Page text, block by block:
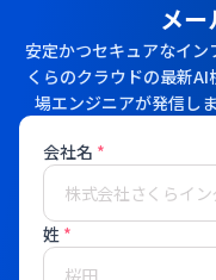
メ
安定かつセキュアなイ
くらのクラウドの最新
場エンジニアが発信し
会社名 *
姓 *